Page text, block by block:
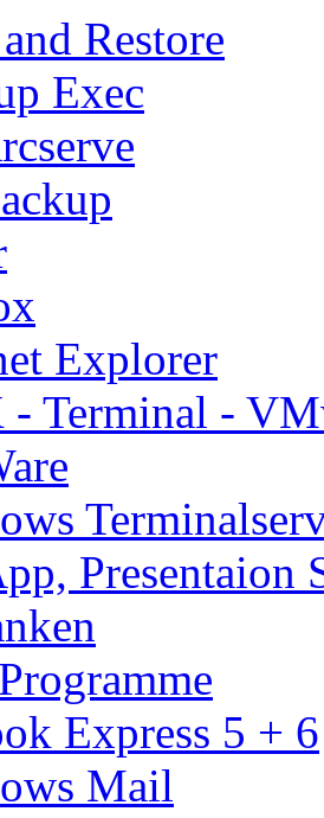
Restore
Exec
Explorer
Terminal -
Presentaion
Express 5 + 6
Mail